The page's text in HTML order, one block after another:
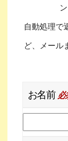
自動処理で
ど、メール
お名前 必